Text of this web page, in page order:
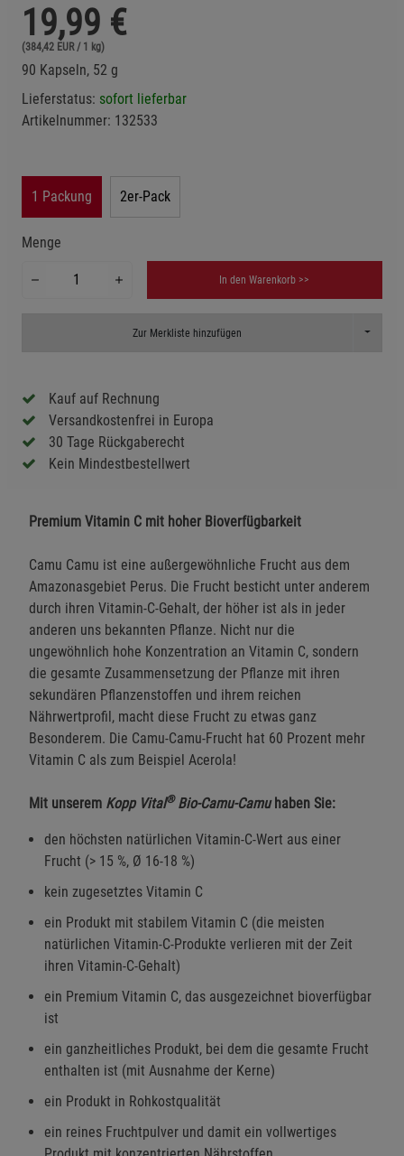
19,99 €
(384,42 EUR / 1 kg)
90 Kapseln, 52 g
Lieferstatus: sofort lieferbar
Artikelnummer: 132533
1 Packung 2er-Pack
Menge
In den Warenkorb >>
Zur Merkliste hinzufügen Toggle
Kauf auf Rechnung
Versandkostenfrei in Europa
30 Tage Rückgaberecht
Kein Mindestbestellwert
Premium Vitamin C mit hoher Bioverfügbarkeit
Camu Camu ist eine außergewöhnliche Frucht aus dem
Amazonasgebiet Perus. Die Frucht besticht unter anderem
durch ihren Vitamin-C-Gehalt, der höher ist als in jeder
anderen uns bekannten Pflanze. Nicht nur die
ungewöhnlich hohe Konzentration an Vitamin C, sondern
die gesamte Zusammensetzung der Pflanze mit ihren
sekundären Pflanzenstoffen und ihrem reichen
Nährwertprofil, macht diese Frucht zu etwas ganz
Besonderem. Die Camu-Camu-Frucht hat 60 Prozent mehr
Vitamin C als zum Beispiel Acerola!
Mit unserem Kopp Vital®Bio-Camu-Camuhaben Sie:
den höchsten natürlichen Vitamin-C-Wert aus einer
Frucht (> 15 %, Ø 16-18 %)
kein zugesetztes Vitamin C
ein Produkt mit stabilem Vitamin C (die meisten
natürlichen Vitamin-C-Produkte verlieren mit der Zeit
ihren Vitamin-C-Gehalt)
ein Premium Vitamin C, das ausgezeichnet bioverfügbar
ist
ein ganzheitliches Produkt, bei dem die gesamte Frucht
enthalten ist (mit Ausnahme der Kerne)
ein Produkt in Rohkostqualität
ein reines Fruchtpulver und damit ein vollwertiges